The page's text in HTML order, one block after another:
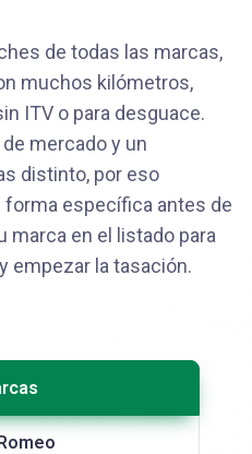
de todas las marcas,
muchos kilómetros,
ITV o para desguace.
mercado y un
distinto, por eso
específica antes de
marca en el listado para
empezar la tasación.